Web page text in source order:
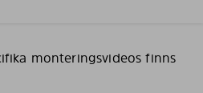
monteringsvideos finns